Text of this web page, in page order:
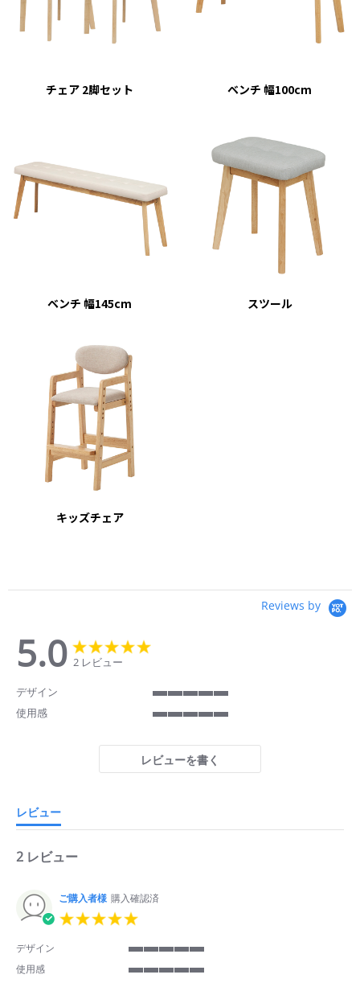
チェア 2脚セット ベンチ 幅100cm
ベンチ 幅145cm スツール
キッズチェア
Reviews by
5.0
5.0
star
rating
2 レビュー
デザイン
of
rating
使用感
5
rating
レビューを書く
レビュー
2 レビュー
ご購入者様 購入確認済
rating
デザイン
of
使用感